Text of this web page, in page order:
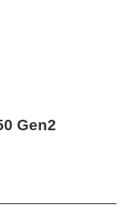
Gen2